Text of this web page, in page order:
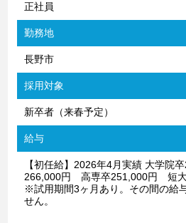
正社員
勤務地
長野市
採用対象
新卒者（来春予定）
給与
【初任給】2026年4月実績 大学院
266,000円 高専卒251,000円 短大
※試用期間3ヶ月あり。その間の給
せん。